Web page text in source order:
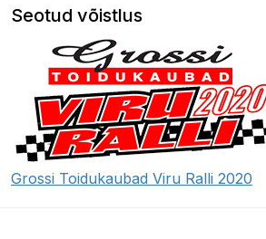
Seotud võistlus
Grossi Toidukaubad Viru Ralli 2020